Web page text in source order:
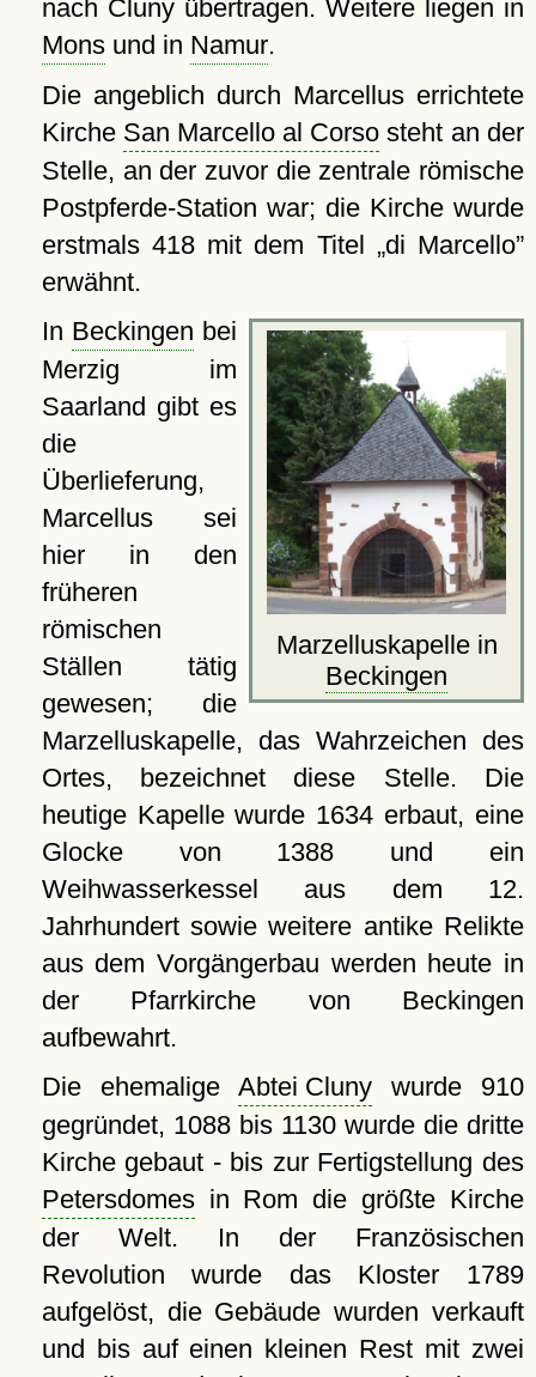
nach Cluny übertragen. Weitere liegen in
Monsund in Namur.
Die angeblich durch Marcellus errichtete
Kirche San Marcello al Corso steht an der
Stelle, an der zuvor die zentrale römische
Postpferde-Station war; die Kirche wurde
erstmals 418 mit dem Titel
di Marcello
erwähnt.
Marzelluskapelle in
Beckingen
In Beckingen bei
Merzig im
Saarland gibt es
die
Überlieferung,
Marcellus sei
hier in den
früheren
römischen
Ställen tätig
gewesen; die
Marzelluskapelle, das Wahrzeichen des
Ortes, bezeichnet diese Stelle. Die
heutige Kapelle wurde 1634 erbaut, eine
Glocke von 1388 und ein
Weihwasserkessel aus dem 12.
Jahrhundert sowie weitere antike Relikte
aus dem Vorgängerbau werden heute in
der Pfarrkirche von Beckingen
aufbewahrt.
Die ehemaligeAbtei Cluny wurde 910
gegründet, 1088 bis 1130 wurde die dritte
Kirche gebaut - bis zur Fertigstellung des
Petersdomesin Rom die größte Kirche
der Welt. In der Französischen
Revolution wurde das Kloster 1789
aufgelöst, die Gebäude wurden verkauft
und bis auf einen kleinen Rest mit zwei